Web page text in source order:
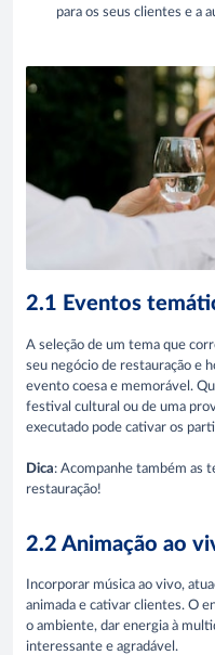
para os seus clientes e a
2.1 Eventos
A seleção de um tema que
seu negócio de restauração e
evento coesa e memorável.
festival cultural ou de uma
executado pode cativar os
Dica: Acompanhe também as
restauração!
2.2 Animação ao
Incorporar música ao vivo,
animada e cativar clientes. O
o ambiente, dar energia à
interessante e agradável.